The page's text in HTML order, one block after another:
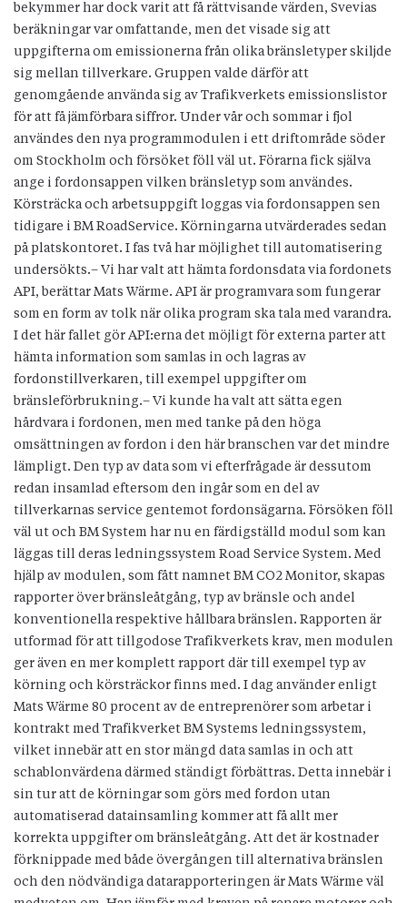
bekymmer har dock varit att få rättvisande värden, Svevias
beräkningar var omfattande, men det visade sig att
uppgifterna om emissionerna från olika bränsletyper skiljde
sig mellan tillverkare. Gruppen valde därför att
genomgående använda sig av Trafikverkets emissionslistor
för att få jämförbara siffror. Under vår och sommar i fjol
användes den nya programmodulen i ett driftområde söder
om Stockholm och försöket föll väl ut. Förarna fick själva
ange i fordonsappen vilken bränsletyp som användes.
Körsträcka och arbetsuppgift loggas via fordonsappen sen
tidigare i BM RoadService. Körningarna utvärderades sedan
på platskontoret. I fas två har möjlighet till automatisering
undersökts.– Vi har valt att hämta fordonsdata via fordonets
API, berättar Mats Wärme. API är programvara som fungerar
som en form av tolk när olika program ska tala med varandra.
I det här fallet gör API:erna det möjligt för externa parter att
hämta information som samlas in och lagras av
fordonstillverkaren, till exempel uppgifter om
bränsleförbrukning.– Vi kunde ha valt att sätta egen
hårdvara i fordonen, men med tanke på den höga
omsättningen av fordon i den här branschen var det mindre
lämpligt. Den typ av data som vi efterfrågade är dessutom
redan insamlad eftersom den ingår som en del av
tillverkarnas service gentemot fordonsägarna. Försöken föll
väl ut och BM System har nu en färdigställd modul som kan
läggas till deras ledningssystem Road Service System. Med
hjälp av modulen, som fått namnet BM CO2 Monitor, skapas
rapporter över bränsleåtgång, typ av bränsle och andel
konventionella respektive hållbara bränslen. Rapporten är
utformad för att tillgodose Trafikverkets krav, men modulen
ger även en mer komplett rapport där till exempel typ av
körning och körsträckor finns med. I dag använder enligt
Mats Wärme 80 procent av de entreprenörer som arbetar i
kontrakt med Trafikverket BM Systems ledningssystem,
vilket innebär att en stor mängd data samlas in och att
schablonvärdena därmed ständigt förbättras. Detta innebär i
sin tur att de körningar som görs med fordon utan
automatiserad datainsamling kommer att få allt mer
korrekta uppgifter om bränsleåtgång. Att det är kostnader
förknippade med både övergången till alternativa bränslen
och den nödvändiga datarapporteringen är Mats Wärme väl